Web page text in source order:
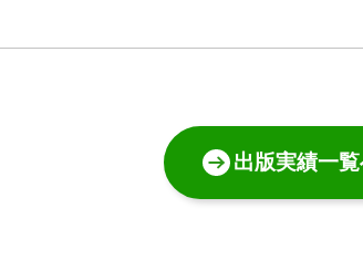
出版実績一